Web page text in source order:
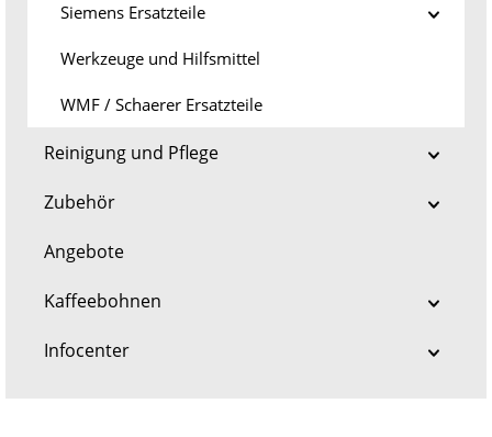
Siemens Ersatzteile
Werkzeuge und Hilfsmittel
WMF / Schaerer Ersatzteile
Reinigung und Pflege
Zubehör
Angebote
Kaffeebohnen
Infocenter